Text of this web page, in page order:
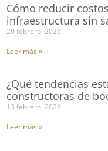
Cómo reducir
infraestructura sin
20 febrero, 2026
Leer más »
¿Qué tendencias
constructoras de
13 febrero, 2026
Leer más »